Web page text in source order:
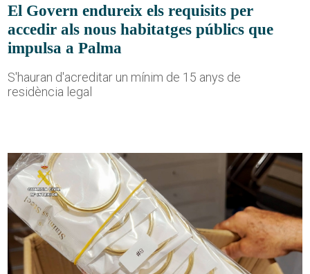
El Govern endureix els requisits per
accedir als nous habitatges públics que
impulsa a Palma
S'hauran d'acreditar un mínim de 15 anys de
residència legal